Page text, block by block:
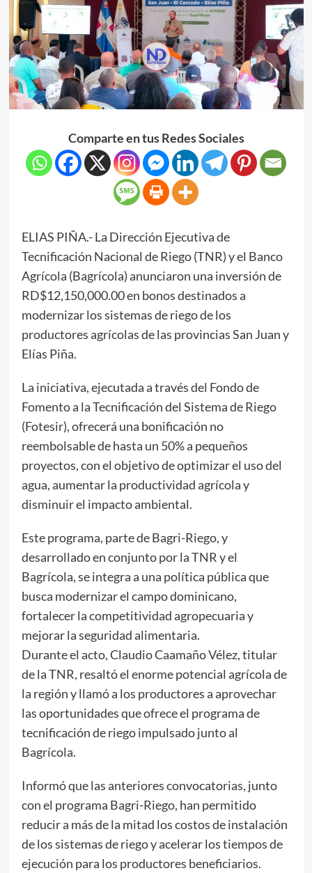
Comparte en tus Redes Sociales
ELIAS PIÑA.- La Dirección Ejecutiva de
Tecnificación Nacional de Riego (TNR) y el Banco
Agrícola (Bagrícola) anunciaron una inversión de
RD$12,150,000.00 en bonos destinados a
modernizar los sistemas de riego de los
productores agrícolas de las provincias San Juan y
Elías Piña.
La iniciativa, ejecutada a través del Fondo de
Fomento a la Tecnificación del Sistema de Riego
(Fotesir), ofrecerá una bonificación no
reembolsable de hasta un 50% a pequeños
proyectos, con el objetivo de optimizar el uso del
agua, aumentar la productividad agrícola y
disminuir el impacto ambiental.
Este programa, parte de Bagri-Riego, y
desarrollado en conjunto por la TNR y el
Bagrícola, se integra a una política pública que
busca modernizar el campo dominicano,
fortalecer la competitividad agropecuaria y
mejorar la seguridad alimentaria.
Durante el acto, Claudio Caamaño Vélez, titular
de la TNR, resaltó el enorme potencial agrícola de
la región y llamó a los productores a aprovechar
las oportunidades que ofrece el programa de
tecnificación de riego impulsado junto al
Bagrícola.
Informó que las anteriores convocatorias, junto
con el programa Bagri-Riego, han permitido
reducir a más de la mitad los costos de instalación
de los sistemas de riego y acelerar los tiempos de
ejecución para los productores beneficiarios.